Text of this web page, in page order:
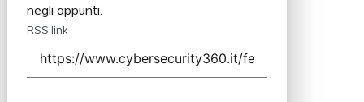
negli appunti.
RSS link